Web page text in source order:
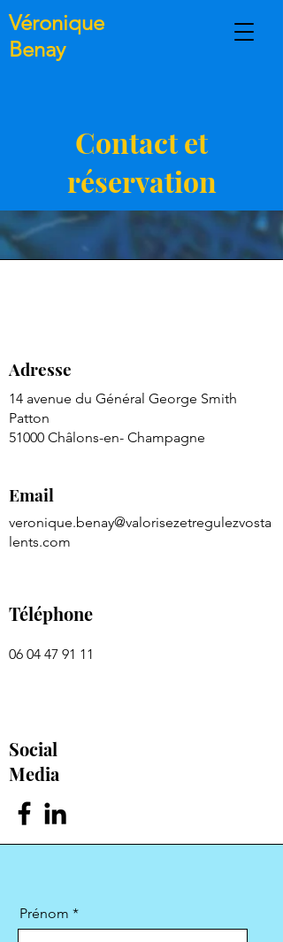
Véronique
Benay
Contact et
réservation
Adresse
14 avenue du Général George Smith
Patton
51000 Châlons-en- Champagne
Email
veronique.benay@valorisezetregulezvosta
lents.com
Téléphone
06 04 47 91 11
Social
Media
Prénom